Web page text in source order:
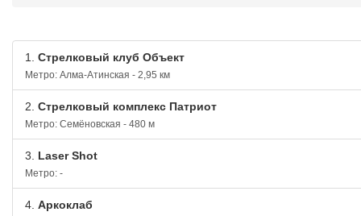
1. Стрелковый клуб Объект
Метро: Алма-Атинская - 2,95 км
2. Стрелковый комплекс Патриот
Метро: Семёновская - 480 м
3. Laser Shot
Метро: -
4. Аркоклаб